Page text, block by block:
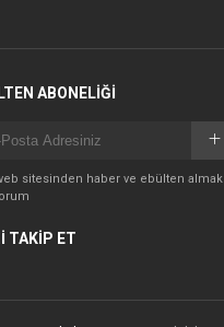
ABONELİĞİ
sitesinden haber ve ebülten almak
TAKİP ET